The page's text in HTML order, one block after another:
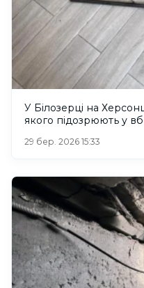
У Білозерці на
якого підозрюють у
29 бер. 2026 15:33